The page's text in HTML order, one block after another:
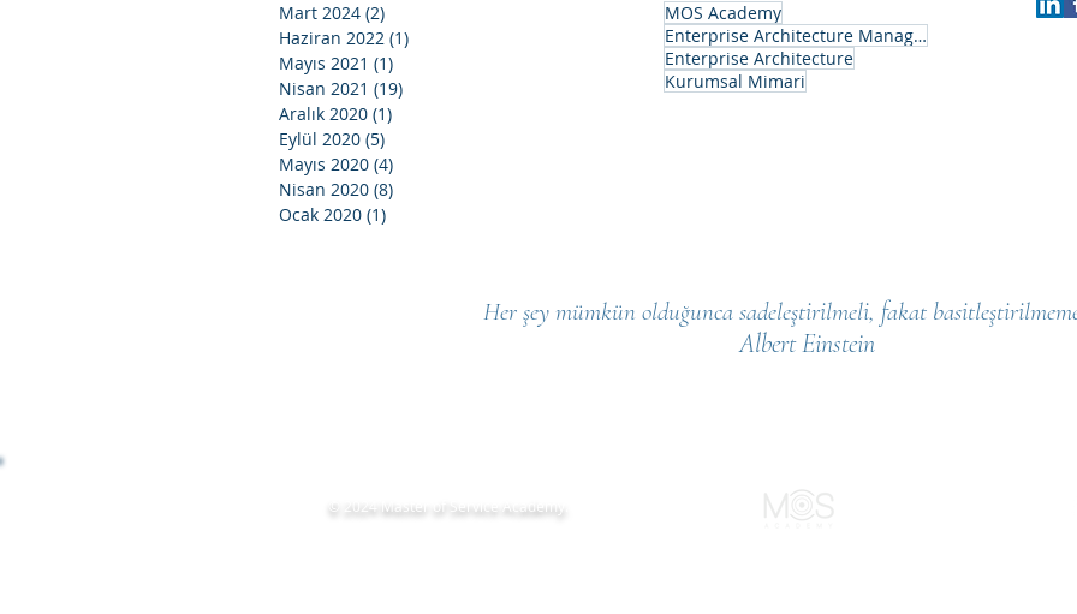
Mart 2024 (2)
Haziran 2022 (1)
Mayıs 2021 (1)
Nisan 2021 (19)
Aralık 2020 (1)
Eylül 2020 (5)
Mayıs 2020 (4)
Nisan 2020 (8)
Ocak 2020 (1)
MOS Academy
Enterprise Architecture Management
Enterprise Architecture
Kurumsal Mimari
Her şey mümkün olduğunca sadeleştirilmeli, fakat
Albert Einstein
© 2024 Master of Service Academy.